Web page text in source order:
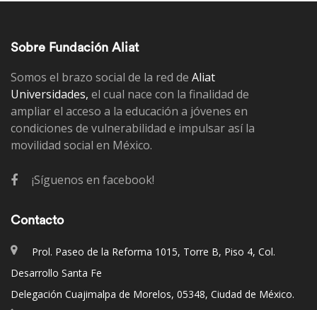
Sobre Fundación Aliat
Somos el brazo social de la red de Aliat
Universidades, el cual nace con la finalidad de
ampliar el acceso a la educación a jóvenes en
condiciones de vulnerabilidad e impulsar así la
movilidad social en México.
¡Síguenos en facebook!
Contacto
Prol. Paseo de la Reforma 1015, Torre B, Piso 4, Col.
Desarrollo Santa Fe
Delegación Cuajimalpa de Morelos, 05348, Ciudad de México.